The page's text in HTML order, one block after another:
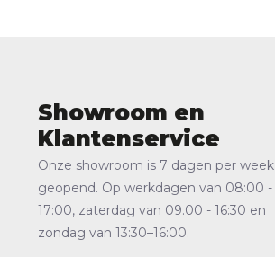
Showroom en
Klantenservice
Onze showroom is 7 dagen per week
geopend. Op werkdagen van 08:00 -
17:00, zaterdag van 09.00 - 16:30 en
zondag van 13:30–16:00.